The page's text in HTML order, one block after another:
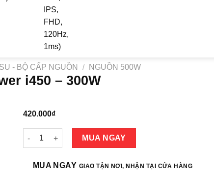
- BỘ CẤP NGUỒN / NGUỒN 500W
i450 – 300W
420.000₫
Nguồn Xigmatek LitePower i450 - 300W số lượng
MUA NGAY
MUA NGAY GIAO TẬN NƠI, NHẬN TẠI CỬA HÀNG